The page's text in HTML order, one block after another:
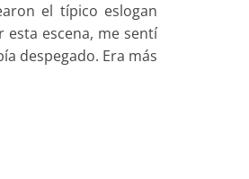
el típico eslogan
esta escena, me sentí
despegado. Era más